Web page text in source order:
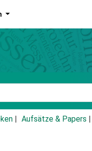
Aufsätze & Papers